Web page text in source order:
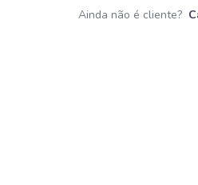
Ainda não é cliente?